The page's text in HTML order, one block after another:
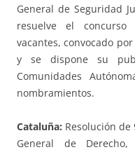
General de Seguridad
resuelve el
vacantes, convocado
y se dispone su
Comunidades
nombramientos.
Cataluña: Resolución
General de